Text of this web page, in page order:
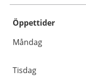
Öppettider
Dag
Öppettider
Kommentarer
Måndag
Tisdag